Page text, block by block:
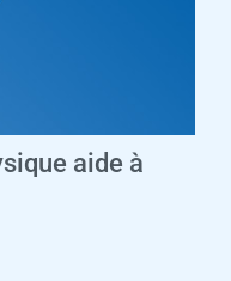
aide à